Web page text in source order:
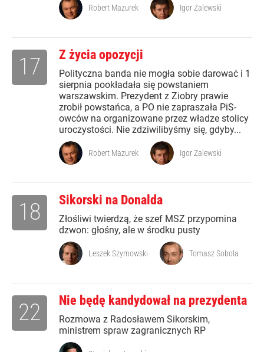
Robert Mazurek Igor Zalewski
Z życia opozycji
Polityczna banda nie mogła sobie darować i 1
sierpnia pookładała się powstaniem
warszawskim. Prezydent z Ziobry prawie
zrobił powstańca, a PO nie zapraszała PiS-
owców na organizowane przez władze stolicy
uroczystości. Nie zdziwilibyśmy się, gdyby...
17
Robert Mazurek Igor Zalewski
Sikorski na Donalda
Złośliwi twierdzą, że szef MSZ przypomina
dzwon: głośny, ale w środku pusty
18
Leszek Szymowski Tomasz Sobola
Nie będę kandydował na prezydenta
Rozmowa z Radosławem Sikorskim,
ministrem spraw zagranicznych RP
22